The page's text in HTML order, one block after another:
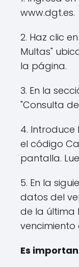
www.dgt.es.
2. Haz clic
Multas"
la página.
3. En la
"Consulta
4.
el código
pantalla.
5. En la
datos del
de la última
vencimiento
Es